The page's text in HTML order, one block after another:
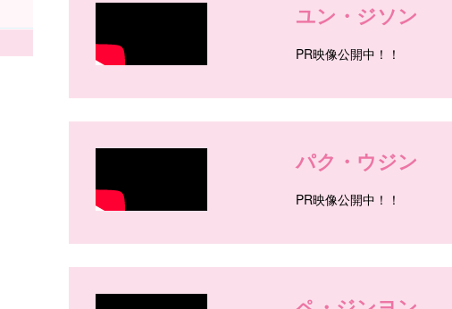
ユン・ジソン
PR映像公開中！！
パク・ウジン
PR映像公開中！！